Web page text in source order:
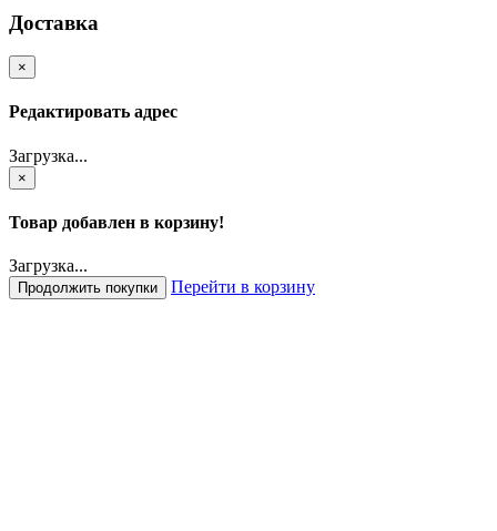
Доставка
×
Редактировать адрес
Загрузка...
×
Товар добавлен в корзину!
Загрузка...
Продолжить покупки Перейти в корзину